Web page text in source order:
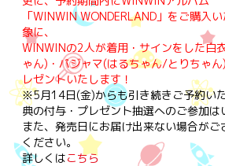
「WINWIN WONDERLAND」をご購入
象に、
WINWINの2人が着用・サインをした白
ゃん)・パジャマ(はるちゃん/とりちゃ
レゼントいたします！
※5月14日(金)からも引き続きご予約い
典の付与・プレゼント抽選へのご参加は
また、発売日にお届け出来ない場合が
ください。
詳しくはこちら